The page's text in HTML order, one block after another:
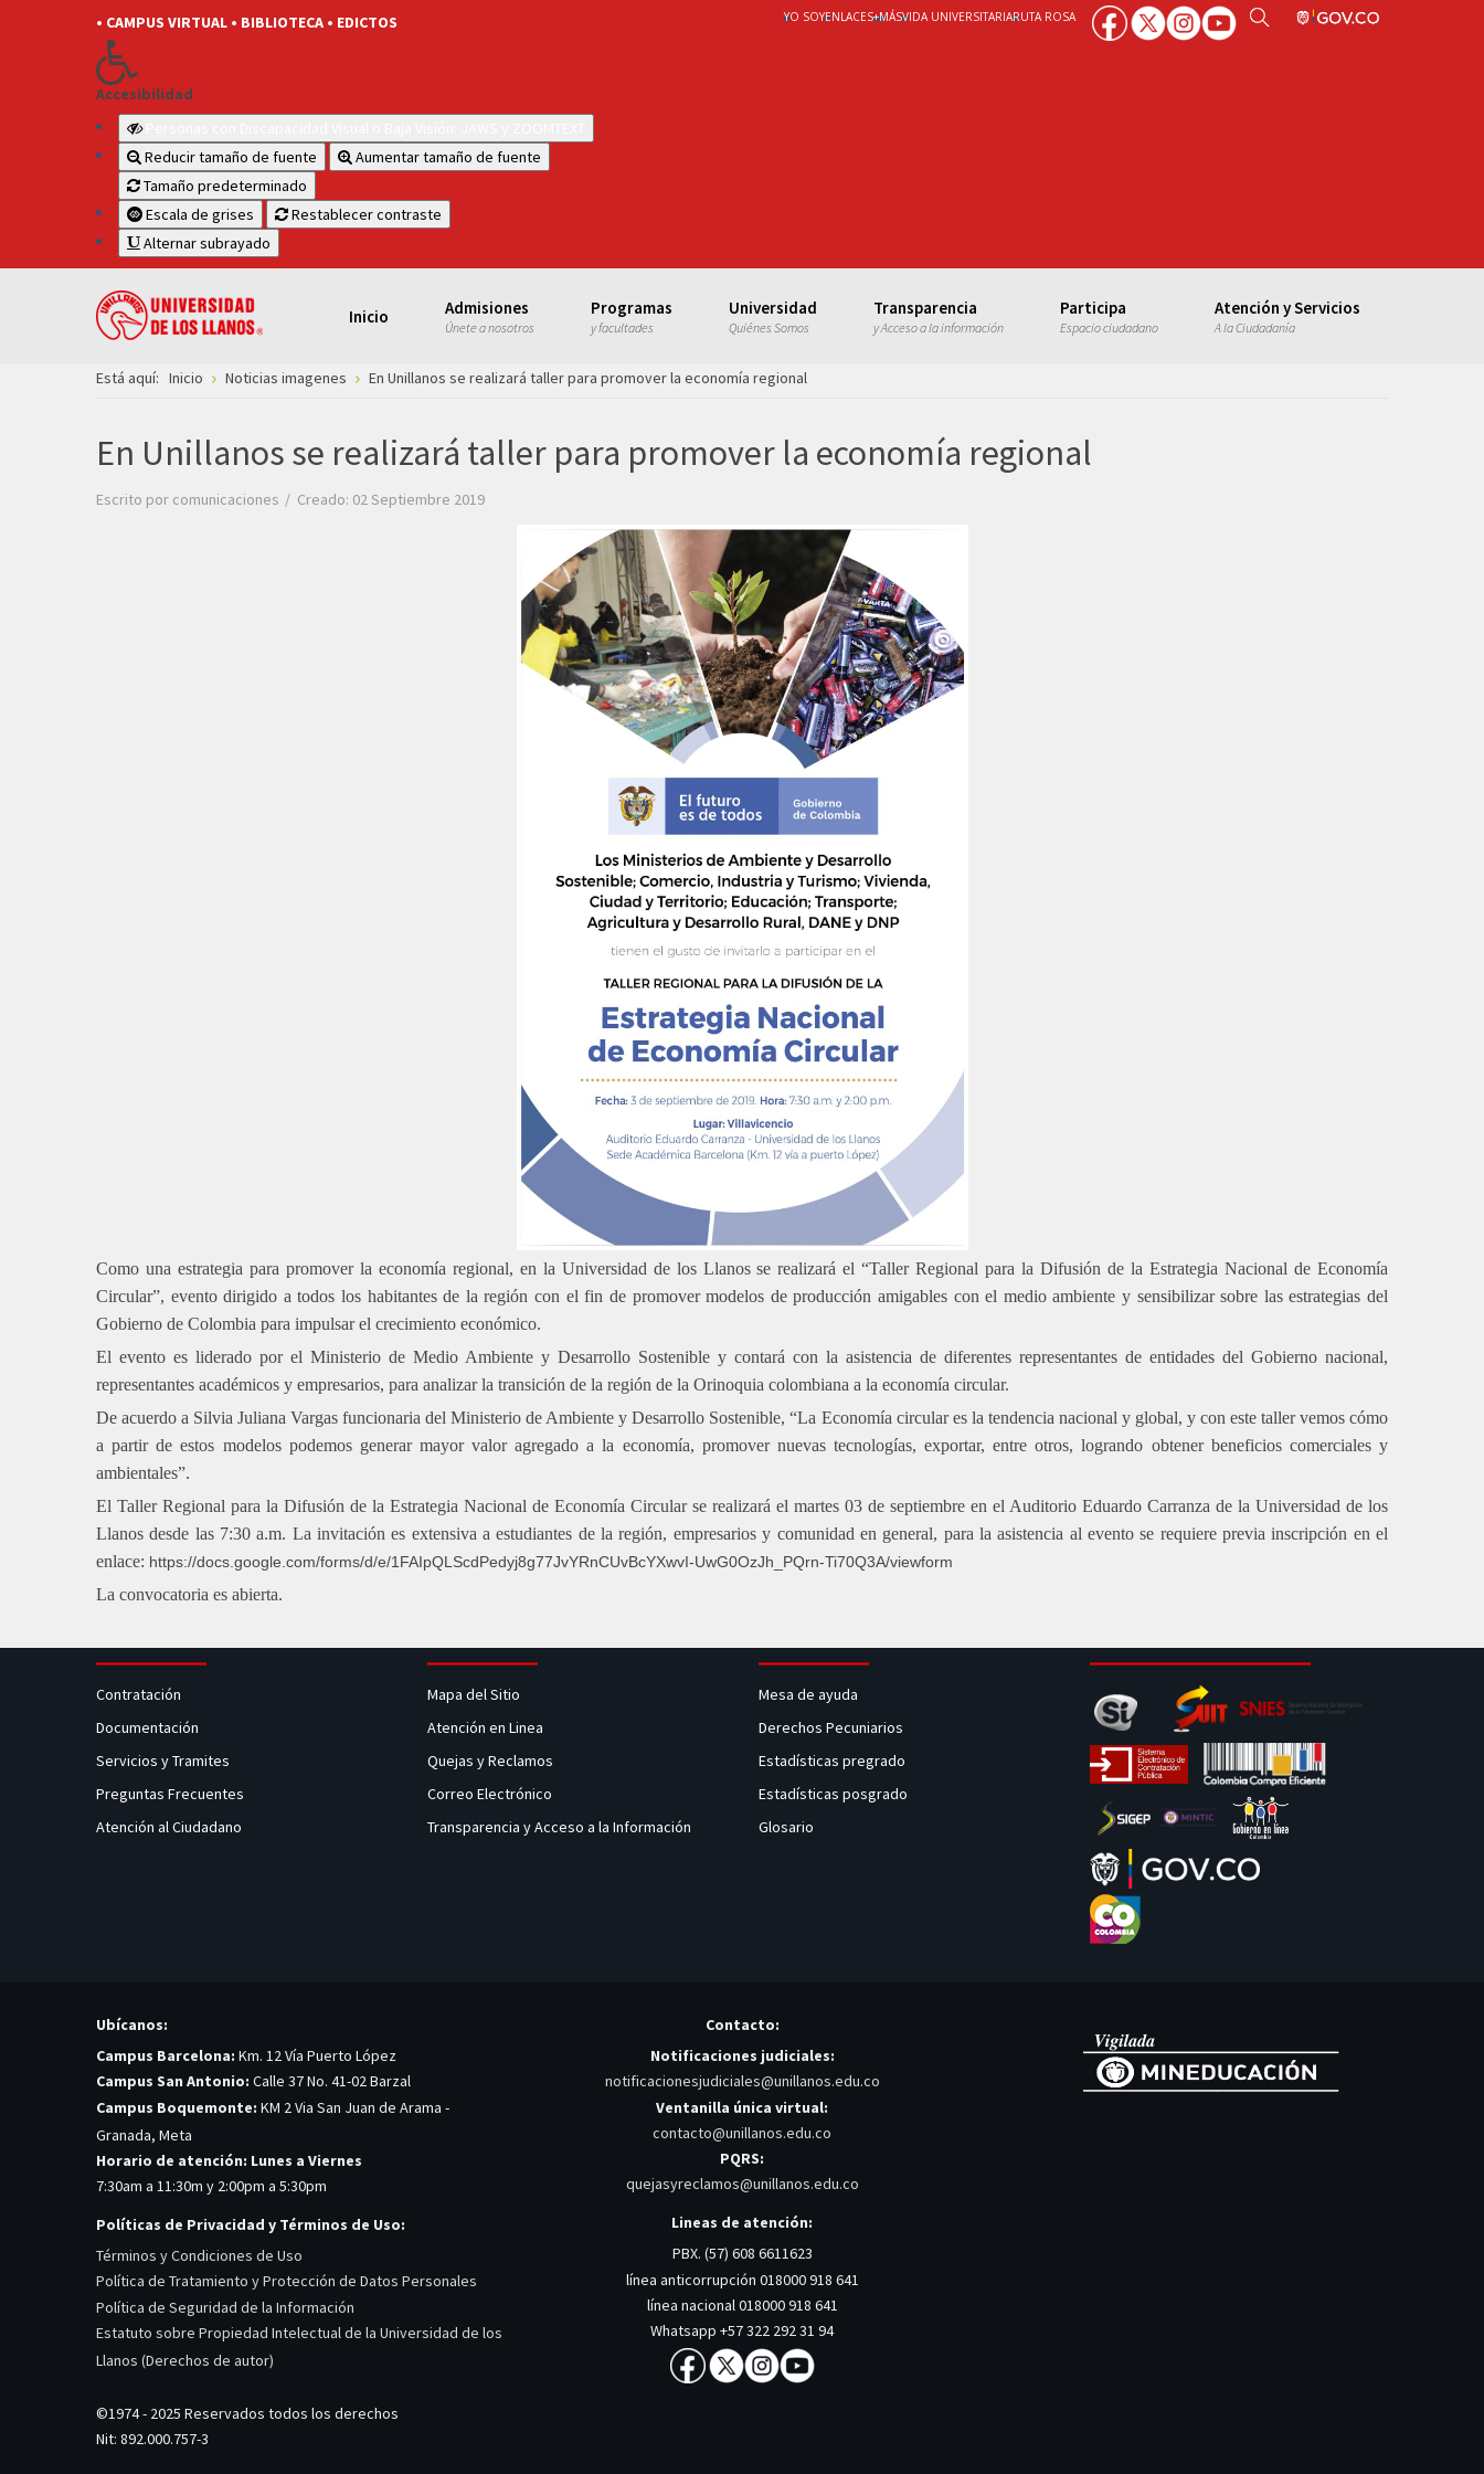
• CAMPUS VIRTUAL • BIBLIOTECA • EDICTOS
Accesibilidad
Reducir tamaño de fuente
Aumentar tamaño de fuente
Tamaño predeterminado
Escala de grises
Restablecer contraste
Alternar subrayado
YO SOYENLACES+MÁSVIDA UNIVERSITARIARUTA ROSA
Inicio Admisiones
Únete a nosotros
Programas
y facultades
Universidad
Quiénes Somos
Transparencia
y Acceso a la información
Participa
Espacio ciudadano
Atención y Servicios
A la Ciudadanía
Está aquí: Inicio Noticias imagenes En Unillanos se realizará taller para promover la economía regional
En Unillanos se realizará taller para promover la economía regional
Escrito por comunicaciones Creado: 02 Septiembre 2019
Como una estrategia para promover la economía regional, en la Universidad de los Llanos se realizará el “Taller Regional para la Difusión de la Estrategia Nacional de Economía
Circular”, evento dirigido a todos los habitantes de la región con el fin de promover modelos de producción amigables con el medio ambiente y sensibilizar sobre las estrategias del
Gobierno de Colombia para impulsar el crecimiento económico.
El evento es liderado por el Ministerio de Medio Ambiente y Desarrollo Sostenible y contará con la asistencia de diferentes representantes de entidades del Gobierno nacional,
representantes académicos y empresarios, para analizar la transición de la región de la Orinoquia colombiana a la economía circular.
De acuerdo a Silvia Juliana Vargas funcionaria del Ministerio de Ambiente y Desarrollo Sostenible, “La Economía circular es la tendencia nacional y global, y con este taller vemos cómo
a partir de estos modelos podemos generar mayor valor agregado a la economía, promover nuevas tecnologías, exportar, entre otros, logrando obtener beneficios comerciales y
ambientales”.
El Taller Regional para la Difusión de la Estrategia Nacional de Economía Circular se realizará el martes 03 de septiembre en el Auditorio Eduardo Carranza de la Universidad de los
Llanos desde las 7:30 a.m. La invitación es extensiva a estudiantes de la región, empresarios y comunidad en general, para la asistencia al evento se requiere previa inscripción en el
enlace: https://docs.google.com/forms/d/e/1FAIpQLScdPedyj8g77JvYRnCUvBcYXwvI-UwG0OzJh_PQrn-Ti70Q3A/viewform
La convocatoria es abierta.
Contratación
Documentación
Servicios y Tramites
Preguntas Frecuentes
Atención al Ciudadano
Mapa del Sitio
Atención en Linea
Quejas y Reclamos
Correo Electrónico
Transparencia y Acceso a la Información
Mesa de ayuda
Derechos Pecuniarios
Estadísticas pregrado
Estadísticas posgrado
Glosario
Ubícanos:
Campus Barcelona: Km. 12 Vía Puerto López
Campus San Antonio: Calle 37 No. 41-02 Barzal
Campus Boquemonte: KM 2 Via San Juan de Arama -
Granada, Meta
Horario de atención: Lunes a Viernes
7:30am a 11:30m y 2:00pm a 5:30pm
Políticas de Privacidad y Términos de Uso:
Términos y Condiciones de Uso
Política de Tratamiento y Protección de Datos Personales
Política de Seguridad de la Información
Estatuto sobre Propiedad Intelectual de la Universidad de los
Llanos (Derechos de autor)
©1974 - 2025 Reservados todos los derechos
Nit: 892.000.757-3
Contacto:
Notificaciones judiciales:
notificacionesjudiciales@unillanos.edu.co
Ventanilla única virtual:
contacto@unillanos.edu.co
PQRS:
quejasyreclamos@unillanos.edu.co
Lineas de atención:
PBX. (57) 608 6611623
línea anticorrupción 018000 918 641
línea nacional 018000 918 641
Whatsapp +57 322 292 31 94